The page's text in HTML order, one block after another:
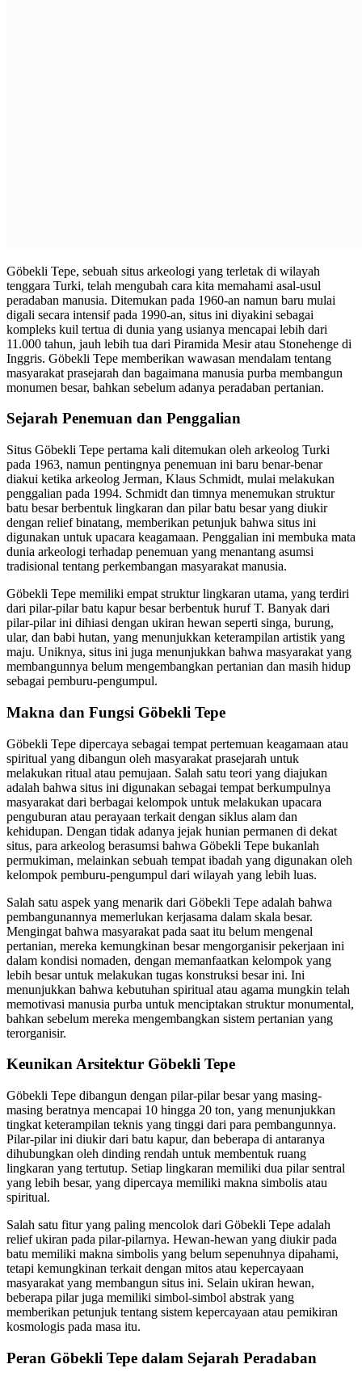
Göbekli Tepe, sebuah situs arkeologi yang terletak di wilayah
tenggara Turki, telah mengubah cara kita memahami asal-usul
peradaban manusia. Ditemukan pada 1960-an namun baru mulai
digali secara intensif pada 1990-an, situs ini diyakini sebagai
kompleks kuil tertua di dunia yang usianya mencapai lebih dari
11.000 tahun, jauh lebih tua dari Piramida Mesir atau Stonehenge di
Inggris. Göbekli Tepe memberikan wawasan mendalam tentang
masyarakat prasejarah dan bagaimana manusia purba membangun
monumen besar, bahkan sebelum adanya peradaban pertanian.
Sejarah Penemuan dan Penggalian
Situs Göbekli Tepe pertama kali ditemukan oleh arkeolog Turki
pada 1963, namun pentingnya penemuan ini baru benar-benar
diakui ketika arkeolog Jerman, Klaus Schmidt, mulai melakukan
penggalian pada 1994. Schmidt dan timnya menemukan struktur
batu besar berbentuk lingkaran dan pilar batu besar yang diukir
dengan relief binatang, memberikan petunjuk bahwa situs ini
digunakan untuk upacara keagamaan. Penggalian ini membuka mata
dunia arkeologi terhadap penemuan yang menantang asumsi
tradisional tentang perkembangan masyarakat manusia.
Göbekli Tepe memiliki empat struktur lingkaran utama, yang terdiri
dari pilar-pilar batu kapur besar berbentuk huruf T. Banyak dari
pilar-pilar ini dihiasi dengan ukiran hewan seperti singa, burung,
ular, dan babi hutan, yang menunjukkan keterampilan artistik yang
maju. Uniknya, situs ini juga menunjukkan bahwa masyarakat yang
membangunnya belum mengembangkan pertanian dan masih hidup
sebagai pemburu-pengumpul.
Makna dan Fungsi Göbekli Tepe
Göbekli Tepe dipercaya sebagai tempat pertemuan keagamaan atau
spiritual yang dibangun oleh masyarakat prasejarah untuk
melakukan ritual atau pemujaan. Salah satu teori yang diajukan
adalah bahwa situs ini digunakan sebagai tempat berkumpulnya
masyarakat dari berbagai kelompok untuk melakukan upacara
penguburan atau perayaan terkait dengan siklus alam dan
kehidupan. Dengan tidak adanya jejak hunian permanen di dekat
situs, para arkeolog berasumsi bahwa Göbekli Tepe bukanlah
permukiman, melainkan sebuah tempat ibadah yang digunakan oleh
kelompok pemburu-pengumpul dari wilayah yang lebih luas.
Salah satu aspek yang menarik dari Göbekli Tepe adalah bahwa
pembangunannya memerlukan kerjasama dalam skala besar.
Mengingat bahwa masyarakat pada saat itu belum mengenal
pertanian, mereka kemungkinan besar mengorganisir pekerjaan ini
dalam kondisi nomaden, dengan memanfaatkan kelompok yang
lebih besar untuk melakukan tugas konstruksi besar ini. Ini
menunjukkan bahwa kebutuhan spiritual atau agama mungkin telah
memotivasi manusia purba untuk menciptakan struktur monumental,
bahkan sebelum mereka mengembangkan sistem pertanian yang
terorganisir.
Keunikan Arsitektur Göbekli Tepe
Göbekli Tepe dibangun dengan pilar-pilar besar yang masing-
masing beratnya mencapai 10 hingga 20 ton, yang menunjukkan
tingkat keterampilan teknis yang tinggi dari para pembangunnya.
Pilar-pilar ini diukir dari batu kapur, dan beberapa di antaranya
dihubungkan oleh dinding rendah untuk membentuk ruang
lingkaran yang tertutup. Setiap lingkaran memiliki dua pilar sentral
yang lebih besar, yang dipercaya memiliki makna simbolis atau
spiritual.
Salah satu fitur yang paling mencolok dari Göbekli Tepe adalah
relief ukiran pada pilar-pilarnya. Hewan-hewan yang diukir pada
batu memiliki makna simbolis yang belum sepenuhnya dipahami,
tetapi kemungkinan terkait dengan mitos atau kepercayaan
masyarakat yang membangun situs ini. Selain ukiran hewan,
beberapa pilar juga memiliki simbol-simbol abstrak yang
memberikan petunjuk tentang sistem kepercayaan atau pemikiran
kosmologis pada masa itu.
Peran Göbekli Tepe dalam Sejarah Peradaban